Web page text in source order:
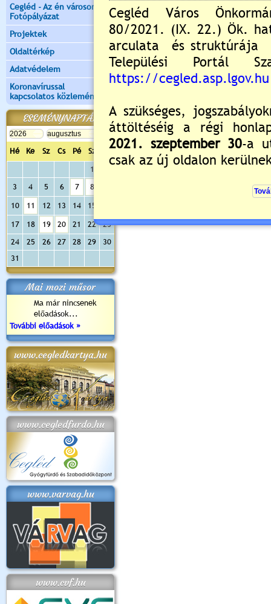
Cegléd - Az én városom -
Fotópályázat
Projektek
Oldaltérkép
Adatvédelem
Koronavírussal
kapcsolatos közlemények
ESEMÉNYNAPTÁR
Hé Ke Sz Cs Pé Sz
Va
1
3
4 5 6 7 8
10 11 12 13 14 15
17 18 19 20 21 22
23
24
25 26 27 28 29
30
31
Mai mozi műsor
Ma már nincsenek
előadások...
További előadások »
www.cegledkartya.hu
www.cegledfurdo.hu
www.varvag.hu
www.cvf.hu